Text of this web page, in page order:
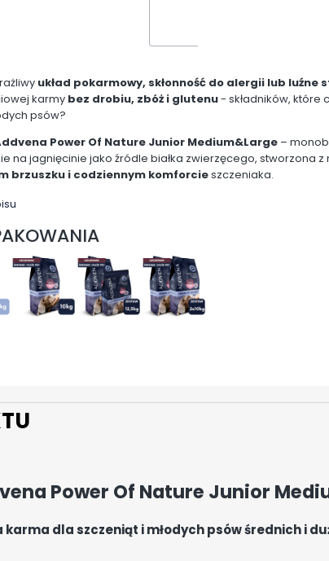
układ pokarmowy, skłonność do alergii lub luźne
karmy bez drobiu, zbóż i glutenu- składników, które
psów?
Power Of Nature Junior Medium&Large –
na jagnięcinie jako źródle białka zwierzęcego, stworzona z
brzuszku i codziennym komforcieszczeniaka.
Power Of Nature Junior
karma dla szczeniąt i młodych psów średnich i